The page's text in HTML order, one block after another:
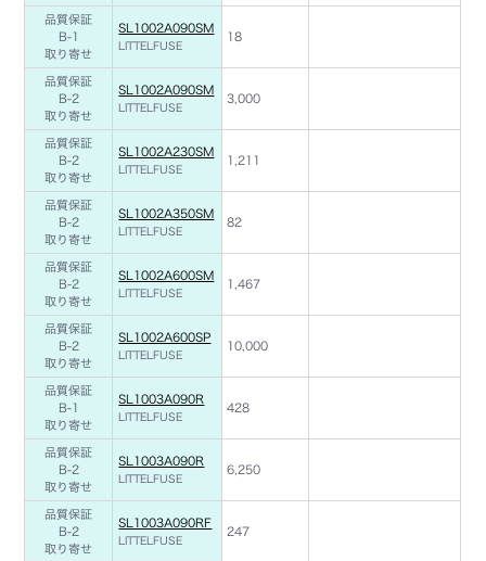
品質保証
B-1
取り寄せ
SL1002A090SM
LITTELFUSE
18
品質保証
B-2
取り寄せ
SL1002A090SM
LITTELFUSE
3,000
品質保証
B-2
取り寄せ
SL1002A230SM
LITTELFUSE
1,211
品質保証
B-2
取り寄せ
SL1002A350SM
LITTELFUSE
82
品質保証
B-2
取り寄せ
SL1002A600SM
LITTELFUSE
1,467
品質保証
B-2
取り寄せ
SL1002A600SP
LITTELFUSE
10,000
品質保証
B-1
取り寄せ
SL1003A090R
LITTELFUSE
428
品質保証
B-2
取り寄せ
SL1003A090R
LITTELFUSE
6,250
品質保証
B-2
取り寄せ
SL1003A090RF
LITTELFUSE
247